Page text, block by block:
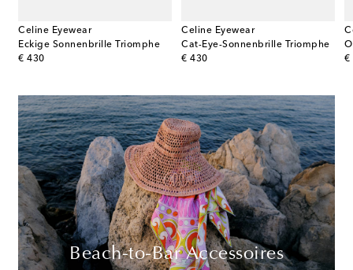
Celine Eyewear
Eckige Sonnenbrille Triomphe
€ 430
original price
Celine Eyewear
Cat-Eye-Sonnenbrille Triomphe
€ 430
original price
€
Beach-to-Bar Accessoires